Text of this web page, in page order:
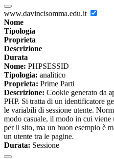
www.davincisomma.edu.it
Nome
Tipologia
Proprieta
Descrizione
Durata
Nome: PHPSESSID
Tipologia: analitico
Proprieta: Prime Parti
Descrizione: Cookie generato da
PHP. Si tratta di un identificatore
le variabili di sessione utente.
modo casuale, il modo in cui viene
per il sito, ma un buon esempio è
un utente tra le pagine.
Durata: Sessione